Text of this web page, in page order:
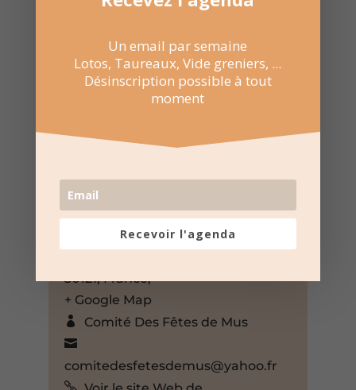
15 Fév 2026
17:00 au 20:00
Salle polyvalente Art’D à Mus
30121, France,
+ Google Map
Comité Des Fêtes de Mus
comitedesfetesdemus@yahoo.fr
Un email par semaine
Lotos, Taureaux, Vide greniers, ...
Désinscription possible à tout
moment
Recevoir l'agenda